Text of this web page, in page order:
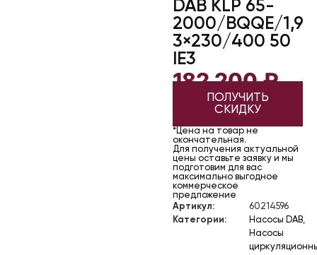
DAB KLP 65-
2000/BQQE/1,9
3×230/400 50
IE3
182 200₽
ПОЛУЧИТЬ
СКИДКУ
*Цена на товар не
окончательная.
Для получения актуальной
цены оставьте заявку и мы
подготовим для вас
максимально выгодное
коммерческое
предложение
Артикул:
60214596
Категории:
Насосы DAB,
Насосы